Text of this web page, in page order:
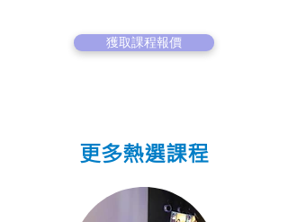
獲取課程報價
更多熱選課程